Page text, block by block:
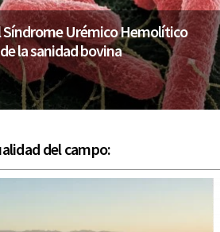
Urémico Hemolítico
la sanidad bovina
del campo: